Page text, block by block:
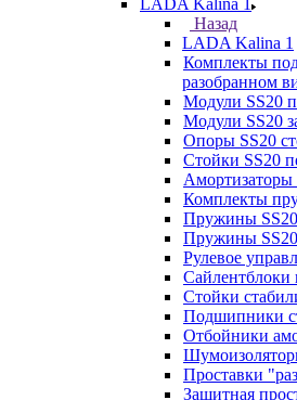
LADA Kalina 1
Назад
LADA Kalina 1
Комплекты
разобранном
Модули SS20
Модули SS20
Опоры SS20
Стойки SS20
Амортизаторы
Комплекты
Пружины SS20
Пружины SS20
Рулевое
Сайлентблоки
Стойки
Подшипники
Отбойники
Проставки
Защитная